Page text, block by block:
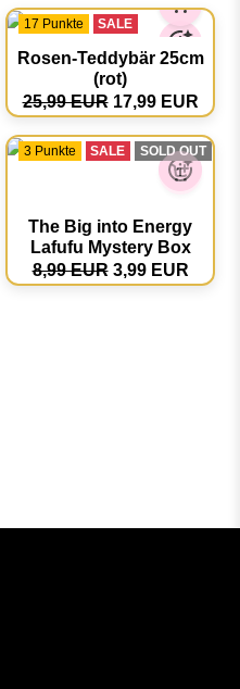
17 Punkte SALE
Rosen-Teddybär 25cm
(rot)
25,99 EUR 17,99 EUR
3 Punkte SALE SOLD OUT
The Big into Energy
Lafufu Mystery Box
8,99 EUR 3,99 EUR